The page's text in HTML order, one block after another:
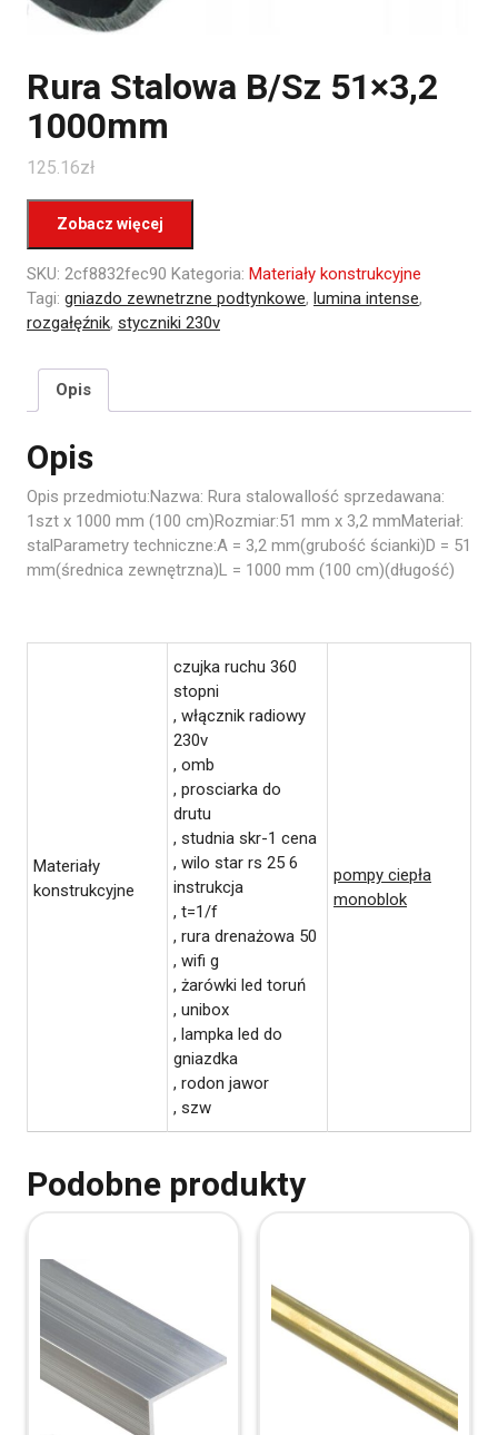
Rura Stalowa B/Sz 51×3,2
1000mm
125.16zł
Zobacz więcej
SKU: 2cf8832fec90 Kategoria: Materiały konstrukcyjne
Tagi: gniazdo zewnetrzne podtynkowe, lumina intense,
rozgałęźnik, styczniki 230v
Opis
Opis
Opis przedmiotu:Nazwa: Rura stalowaIlość sprzedawana:
1szt x 1000 mm (100 cm)Rozmiar:51 mm x 3,2 mmMateriał:
stalParametry techniczne:A = 3,2 mm(grubość ścianki)D = 51
mm(średnica zewnętrzna)L = 1000 mm (100 cm)(długość)
Materiały
konstrukcyjne
czujka ruchu 360
stopni
, włącznik radiowy
230v
, omb
, prosciarka do
drutu
, studnia skr-1 cena
, wilo star rs 25 6
instrukcja
, t=1/f
, rura drenażowa 50
, wifi g
, żarówki led toruń
, unibox
, lampka led do
gniazdka
, rodon jawor
, szw
pompy ciepła
monoblok
Podobne produkty